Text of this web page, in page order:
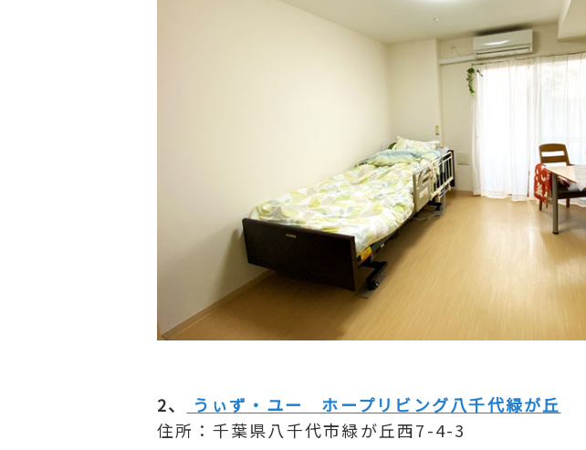
2、
うぃず・ユー ホープリビング八千代緑が丘
住所：千葉県八千代市緑が丘西7-4-3